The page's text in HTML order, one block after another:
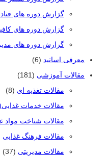
گزارش دوره های
گزارش دوره های
گزارش دوره های
معرفی اساتید (6)
مقالات آموزشی (181)
مقالات تغذیه ای (8)
مقالات خدمات
مقالات شناخت مواد
مقالات فرهنگ غذایی
مقالات مدیریتی (37)